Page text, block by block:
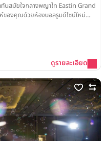
นสมัยใจกลางพญาไท Eastin Grand
ของคุณด้วยห้องบอลรูมดีไซน์ใหม่
วามสุขถึงกัน
ดูรายละเอียด